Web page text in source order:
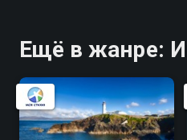
Ещё в жанре: